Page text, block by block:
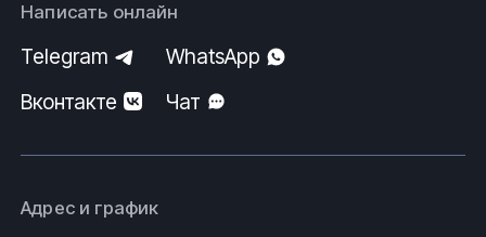
Написать онлайн
Telegram
WhatsApp
Вконтакте
Чат
Адрес и график